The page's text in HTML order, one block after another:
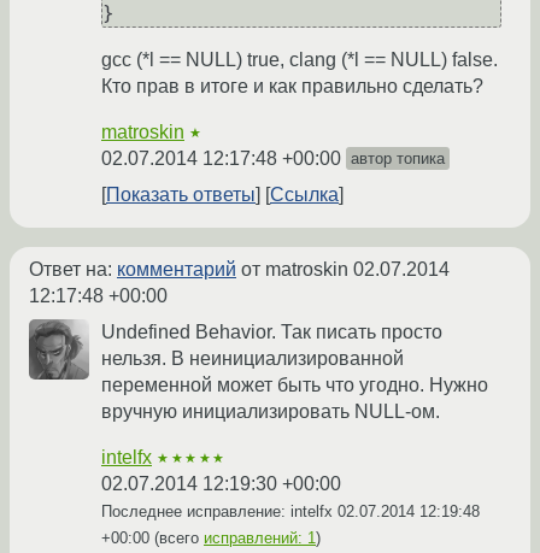
gcc (*l == NULL) true, clang (*l == NULL) false.
Кто прав в итоге и как правильно сделать?
matroskin ★
02.07.2014 12:17:48 +00:00 автор топика
Показать ответы Ссылка
Ответ на: комментарий от matroskin 02.07.2014
12:17:48 +00:00
Undefined Behavior. Так писать просто
нельзя. В неинициализированной
переменной может быть что угодно. Нужно
вручную инициализировать NULL-ом.
intelfx ★★★★★
02.07.2014 12:19:30 +00:00
Последнее исправление: intelfx 02.07.2014 12:19:48
+00:00 (всего исправлений: 1)